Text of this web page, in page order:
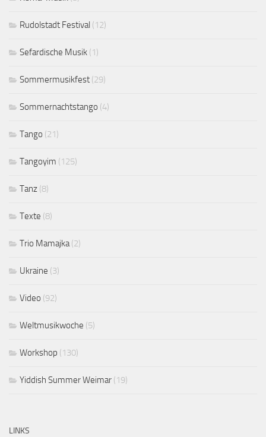
Rudolstadt Festival (12)
Sefardische Musik (1)
Sommermusikfest (29)
Sommernachtstango (4)
Tango (21)
Tangoyim (125)
Tanz (8)
Texte (8)
Trio Mamajka(2)
Ukraine (3)
Video (92)
Weltmusikwoche (5)
Workshop (130)
Yiddish Summer Weimar (19)
LINKS